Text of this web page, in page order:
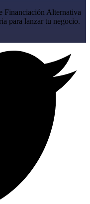
Financiación Alternativa
para lanzar tu negocio.